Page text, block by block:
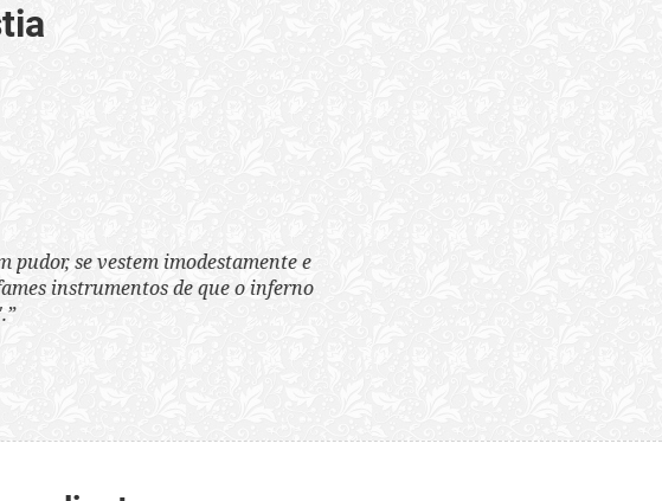
se vestem imodestamente e
instrumentos de que o inferno